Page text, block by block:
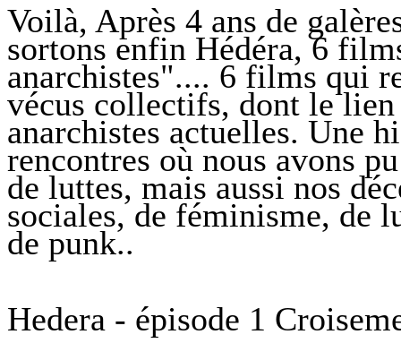
Voilà, Après 4 ans de
sortons enfin Hédéra, 6
anarchistes".... 6 films qui
vécus collectifs, dont le lien
anarchistes actuelles. Une
rencontres où nous avons
de luttes, mais aussi nos
sociales, de féminisme, de
de punk..
Hedera - épisode 1